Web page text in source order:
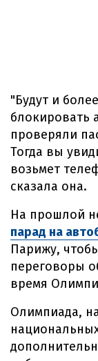
"Будут и
блокировать
проверяли
Тогда вы
возьмет
сказала она.
На прошлой
парад на
Парижу,
переговоры
время
Олимпиада,